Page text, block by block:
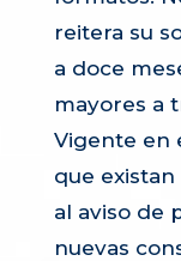
reitera su
a doce
mayores a
Vigente en
que
al aviso de
nuevas